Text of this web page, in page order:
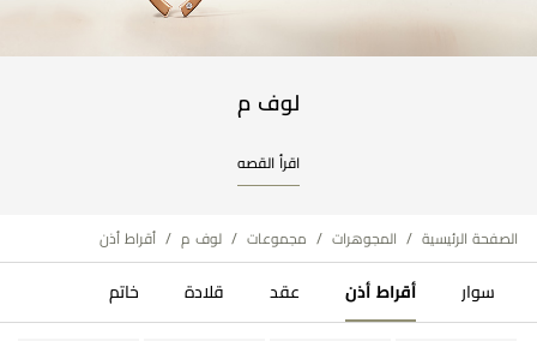
لوف م
اقرأ القصه
الصفحة الرئيسية / المجوهرات / مجموعات / لوف م / أقراط أذن
سوار أقراط أذن عقد قلادة خاتم